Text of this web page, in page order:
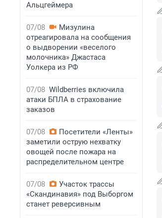
Альцгеймера
07/08
Мизулина
отреагировала на сообщения
о выдворении «веселого
молочника» Джастаса
Уолкера из РФ
07/08 Wildberries включила
атаки БПЛА в страхование
заказов
07/08
Посетители «Ленты»
заметили острую нехватку
овощей после пожара на
распределительном центре
07/08
Участок трассы
«Скандинавия» под Выборгом
станет реверсивным